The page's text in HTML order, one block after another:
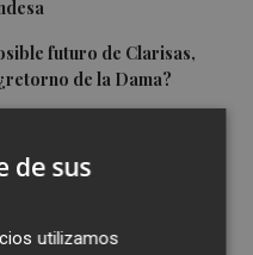
futuro de Clarisas,
de la Dama?
el eclipse en un referente
de sus
utilizamos